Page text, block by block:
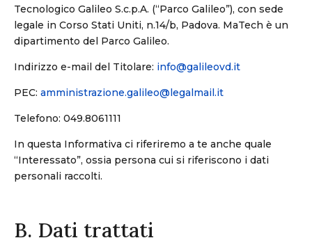
Tecnologico Galileo S.c.p.A. (“Parco Galileo”), con sede
legale in Corso Stati Uniti, n.14/b, Padova. MaTech è un
dipartimento del Parco Galileo.
Indirizzo e-mail del Titolare: info@galileovd.it
PEC: amministrazione.galileo@legalmail.it
Telefono: 049.8061111
In questa Informativa ci riferiremo a te anche quale
“Interessato”, ossia persona cui si riferiscono i dati
personali raccolti.
B. Dati trattati